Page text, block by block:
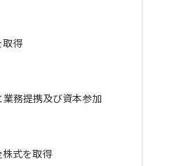
取得
務提携及び資本参加
式を取得